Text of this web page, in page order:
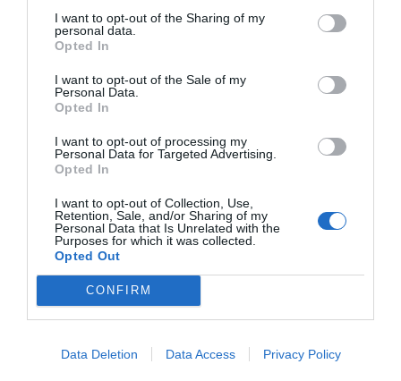
I want to opt-out of the Sharing of my
personal data.
Opted In
I want to opt-out of the Sale of my
Personal Data.
Opted In
I want to opt-out of processing my
Personal Data for Targeted Advertising.
Opted In
I want to opt-out of Collection, Use,
Retention, Sale, and/or Sharing of my
Personal Data that Is Unrelated with the
Purposes for which it was collected.
Opted Out
CONFIRM
Data Deletion Data Access Privacy Policy
amb discapacitat dels autònoms.
familiars.Aquells autònoms que contractin de
forma indefinida a familiars tindran un 100% de
bonificació en les cotitzacions a la Seguretat
Social: l’única condició és que no s’hagin realitzat
expedient de regulació d’ocupació en els dotze
mesos anteriors a la contractació.
Deduccions en despeses
corrents
Deducció d’un 30% en els subministres.
Els